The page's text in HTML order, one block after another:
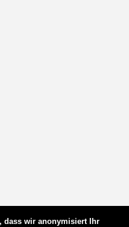
dass wir anonymisiert Ihr